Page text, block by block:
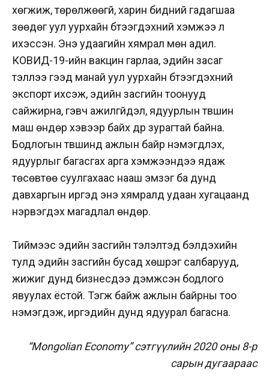
хөгжиж, төрөлжөөгүй, харин бидний гадагшаа
зөөдөг уул уурхайн бүтээгдэхүүний хэмжээ л
ихэссэн. Энэ удаагийн хямрал мөн адил.
КОВИД-19-ийн вакцин гарлаа, эдийн засаг
тэллээ гээд манай уул уурхайн бүтээгдэхүүний
экспорт ихсэж, эдийн засгийн тоонууд
сайжирна, гэвч ажилгүйдэл, ядуурлын түвшин
маш өндөр хэвээр байх дүр зурагтай байна.
Бодлогын түвшинд ажлын байр нэмэгдүүлэх,
ядуурлыг багасгах арга хэмжээнүүдээ ядаж
төсөвтөө суулгахаас нааш эмзэг ба дунд
давхаргын иргэд энэ хямралд удаан хугацаанд
нэрвэгдэх магадлал өндөр.
Тиймээс эдийн засгийн тэлэлтэд бэлдэхийн
тулд эдийн засгийн бусад хөшүүрэг салбарууд,
жижиг дунд бизнесүүдээ дэмжсэн бодлого
явуулах ёстой. Тэгж байж ажлын байрны тоо
нэмэгдэж, иргэдийн дунд ядуурал багасна.
“Mongolian Economy” сэтгүүлийн 2020 оны 8-р
сарын дугаараас